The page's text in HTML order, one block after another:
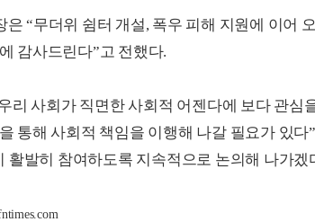
은 “무더위 쉼터 개설, 폭우 피해 지원에 이어
감사드린다”고 전했다.
리 사회가 직면한 사회적 어젠다에 보다 관심
통해 사회적 책임을 이행해 나갈 필요가 있다
활발히 참여하도록 지속적으로 논의해 나가겠